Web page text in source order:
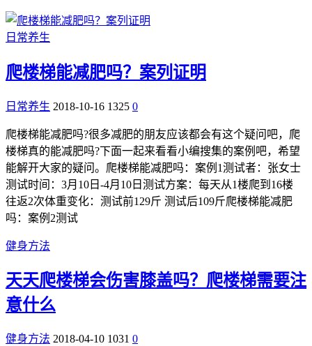
日常养生
爬楼梯能减肥吗？案列证明
日常养生 2018-10-16 1325 0
爬楼梯能减肥吗?很多减肥的朋友应该都会有这个疑问吧，爬
楼梯真的能减肥吗?下面一起来看看小编搜集的案例吧，希望
能解开大家的疑问。爬楼梯能减肥吗：案例1测试者：张女士
测试时间：3月10日-4月10日测试方案：每天从1楼爬到16楼
往返2次体重变化：测试前129斤 测试后109斤爬楼梯能减肥
吗：案例2测试
健身方法
天天爬楼梯会伤害膝盖吗？爬楼梯需要注
意什么
健身方法 2018-04-10 1031 0